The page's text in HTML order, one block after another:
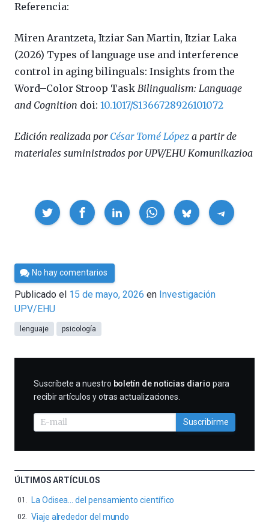
Referencia:
Miren Arantzeta, Itziar San Martin, Itziar Laka
(2026) Types of language use and interference
control in aging bilinguals: Insights from the
Word–Color Stroop Task Bilingualism: Language
and Cognition doi: 10.1017/S1366728926101072
Edición realizada por César Tomé López a partir de
materiales suministrados por UPV/EHU Komunikazioa
Compartir
Por
César
Tomé
No hay comentarios
Publicado el 15 de mayo, 2026 en Investigación
UPV/EHU
lenguaje psicología
SUSCRIBIRME
Suscríbete a nuestro boletín de noticias diario para
recibir artículos y otras actualizaciones.
Suscribirme
ÚLTIMOS ARTÍCULOS
La Odisea… del pensamiento científico
Viaje alrededor del mundo